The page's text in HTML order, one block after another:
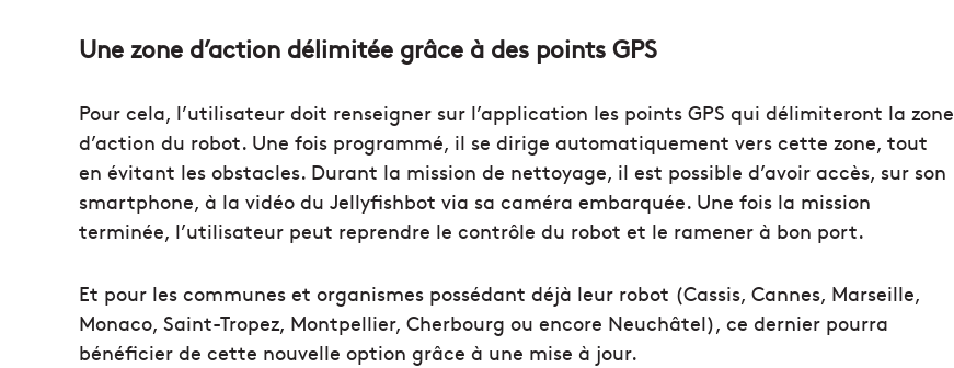
Une zone d’action délimitée grâce à des points GPS
Pour cela, l’utilisateur doit renseigner sur l’application les points GPS qui délimiteront la zone
d’action du robot. Une fois programmé, il se dirige automatiquement vers cette zone, tout
en évitant les obstacles. Durant la mission de nettoyage, il est possible d’avoir accès, sur son
smartphone, à la vidéo du Jellyfishbot via sa caméra embarquée. Une fois la mission
terminée, l’utilisateur peut reprendre le contrôle du robot et le ramener à bon port.
Et pour les communes et organismes possédant déjà leur robot (Cassis, Cannes, Marseille,
Monaco, Saint-Tropez, Montpellier, Cherbourg ou encore Neuchâtel), ce dernier pourra
bénéficier de cette nouvelle option grâce à une mise à jour.